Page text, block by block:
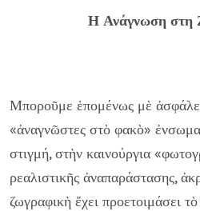
Η Ανάγνωση στη
Μποροῦμε ἑπομένως μὲ
«ἀναγνῶστες στὸ φακὸ»
στιγμή, στὴν καινούργια
ρεαλιστικῆς ἀναπαράστασης,
ζωγραφικὴ ἔχει προετοιμάσει